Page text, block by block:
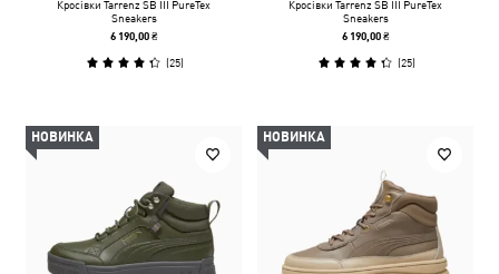
Кросівки Tarrenz SB III PureTex
Sneakers
6 190,00 ₴
(25)
Кросівки Tarrenz SB III PureTex
Sneakers
6 190,00 ₴
(25)
НОВИНКА НОВИНКА